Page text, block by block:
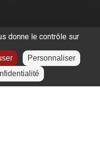
donne le contrôle sur
Personnaliser